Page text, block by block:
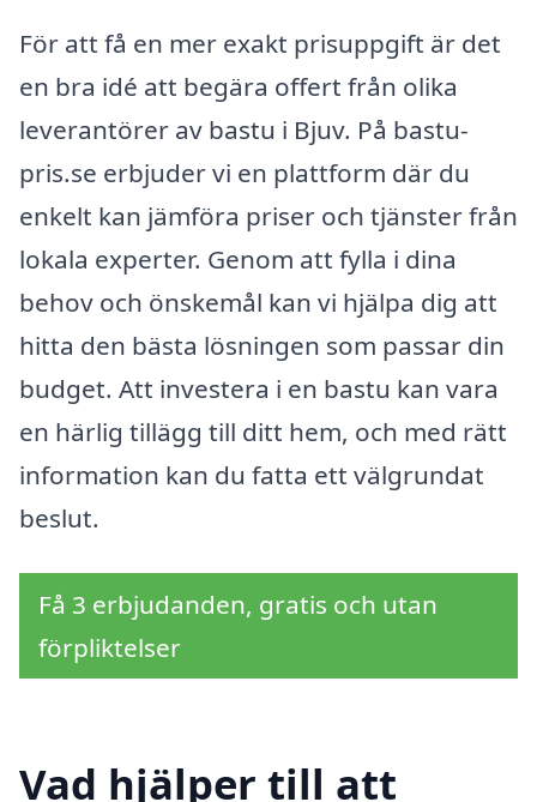
För att få en mer exakt prisuppgift är det
en bra idé att begära offert från olika
leverantörer av bastu i Bjuv. På bastu-
pris.se erbjuder vi en plattform där du
enkelt kan jämföra priser och tjänster från
lokala experter. Genom att fylla i dina
behov och önskemål kan vi hjälpa dig att
hitta den bästa lösningen som passar din
budget. Att investera i en bastu kan vara
en härlig tillägg till ditt hem, och med rätt
information kan du fatta ett välgrundat
beslut.
Få 3 erbjudanden, gratis och utan
förpliktelser
Vad hjälper till att